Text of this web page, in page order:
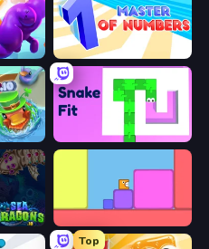
Master of Numbers
Snake Fit
Top